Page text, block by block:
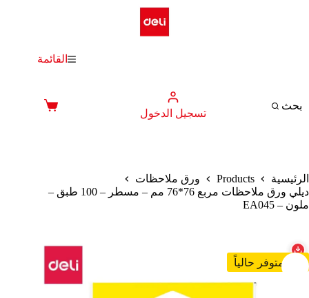
القائمة
بحث
تسجيل الدخول
عربة
الرئيسية Products
ورق ملاحظات
ديلي ورق ملاحظات مربع 76*76 مم – مسطر – 100 طبق –
ملون – EA045
غير متوفر حالياً